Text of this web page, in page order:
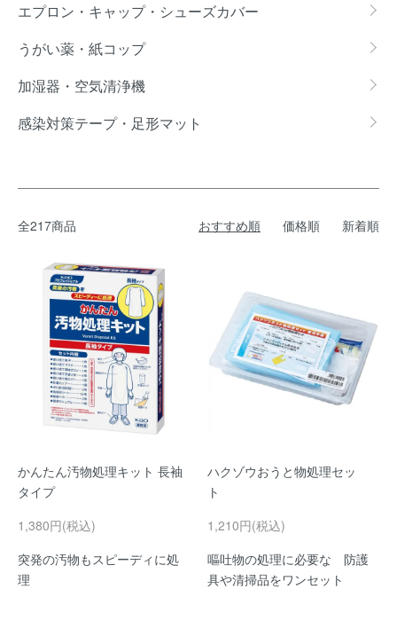
エプロン・キャップ・シューズカバー
うがい薬・紙コップ
加湿器・空気清浄機
感染対策テープ・足形マット
全217商品 おすすめ順 価格順 新着順
かんたん汚物処理キット 長袖
タイプ
1,380円(税込)
突発の汚物もスピーディに処
理
ハクゾウおうと物処理セッ
ト
1,210円(税込)
嘔吐物の処理に必要な 防護
具や清掃品をワンセット